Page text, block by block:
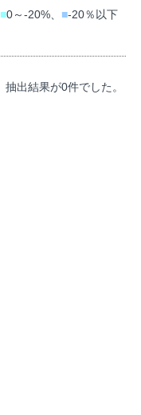
■0～-20%、 ■-20％以下
抽出結果が0件でした。